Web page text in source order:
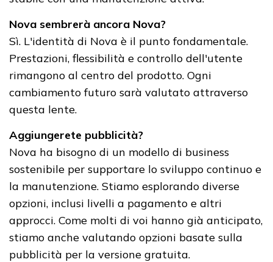
Nova sembrerà ancora Nova?
Sì. L'identità di Nova è il punto fondamentale.
Prestazioni, flessibilità e controllo dell'utente
rimangono al centro del prodotto. Ogni
cambiamento futuro sarà valutato attraverso
questa lente.
Aggiungerete pubblicità?
Nova ha bisogno di un modello di business
sostenibile per supportare lo sviluppo continuo e
la manutenzione. Stiamo esplorando diverse
opzioni, inclusi livelli a pagamento e altri
approcci. Come molti di voi hanno già anticipato,
stiamo anche valutando opzioni basate sulla
pubblicità per la versione gratuita.